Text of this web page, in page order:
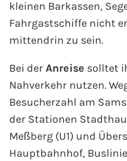
kleinen Barkassen,
Fahrgastschiffe nicht
mittendrin zu sein.
Bei derAnreise solltet
Nahverkehr nutzen.
Besucherzahl am
der Stationen
Meßberg (U1) und
Hauptbahnhof,